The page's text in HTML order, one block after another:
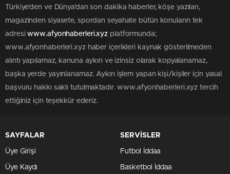
Türkiye'den ve Dünya’dan son dakika haberler, köşe yazıları,
magazinden siyasete, spordan seyahate bütün konuların tek
adresiwww.afyonhaberleri.xyz platformunda;
www.afyonhaberleri.xyz haber içerikleri kaynak gösterilmeden
alıntı yapılamaz, kanuna aykırı ve izinsiz olarak kopyalanamaz,
başka yerde yayınlanamaz. Aykırı işlem yapan kişi/kişiler için yasal
başvuru hakkı saklı tutulmaktadır. www.afyonhaberleri.xyz tercih
ettiğiniz için teşekkür ederiz.
SAYFALAR
Üye Girişi
Üye Kaydı
SERVİSLER
Futbol İddaa
Basketbol İddaa